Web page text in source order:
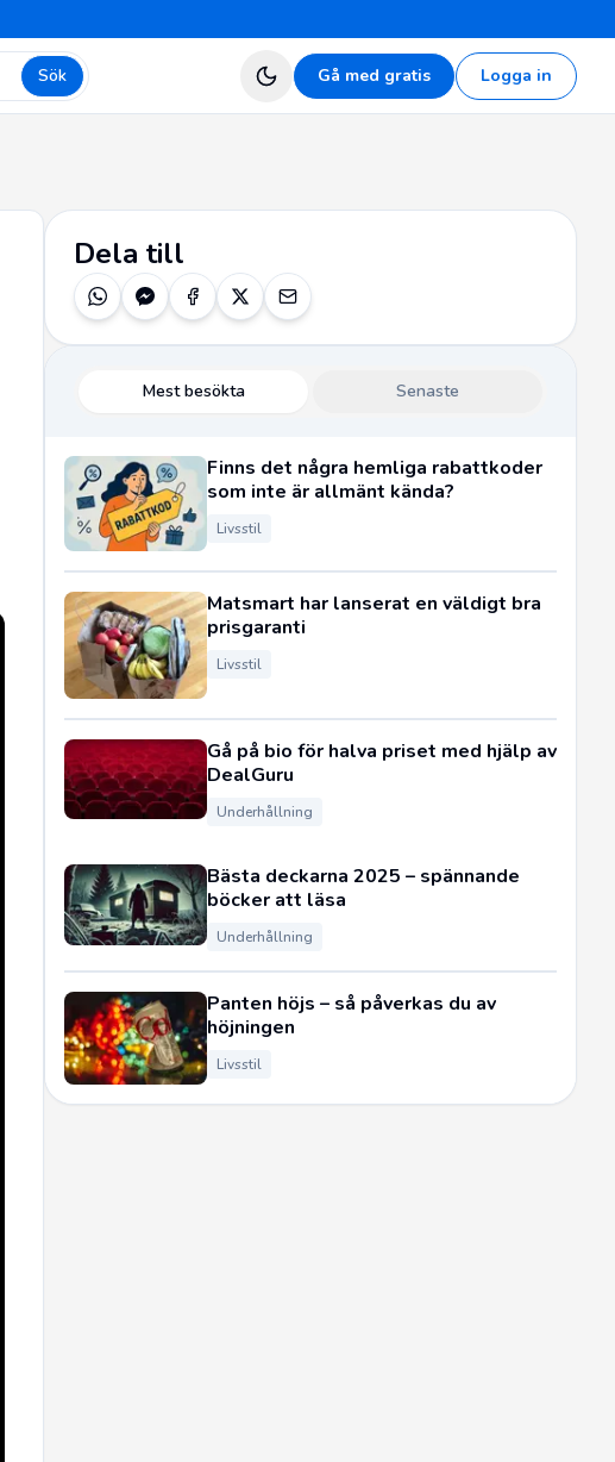
Sök Gå med gratis Logga in
Dela till
Mest besökta Senaste
Finns det några hemliga rabattkoder
som inte är allmänt kända?
Livsstil
Matsmart har lanserat en väldigt bra
prisgaranti
Livsstil
Gå på bio för halva priset med hjälp av
DealGuru
Underhållning
Bästa deckarna 2025 – spännande
böcker att läsa
Underhållning
Panten höjs – så påverkas du av
höjningen
Livsstil